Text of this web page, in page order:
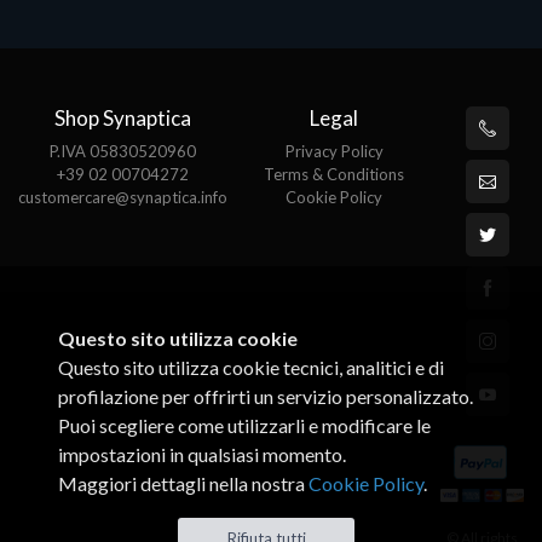
Shop Synaptica
P.IVA 05830520960
+39 02 00704272
customercare@synaptica.info
Legal
Privacy Policy
Terms & Conditions
Cookie Policy
Questo sito utilizza cookie
Questo sito utilizza cookie tecnici, analitici e di
profilazione per offrirti un servizio personalizzato.
Puoi scegliere come utilizzarli e modificare le
impostazioni in qualsiasi momento.
Maggiori dettagli nella nostraCookie Policy.